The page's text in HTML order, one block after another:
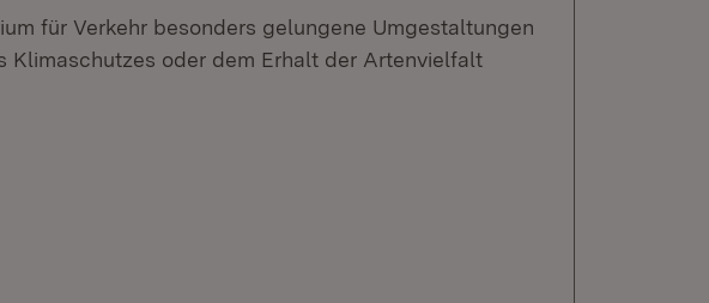
für Verkehr besonders gelungene Umgestaltungen
Klimaschutzes oder dem Erhalt der Artenvielfalt